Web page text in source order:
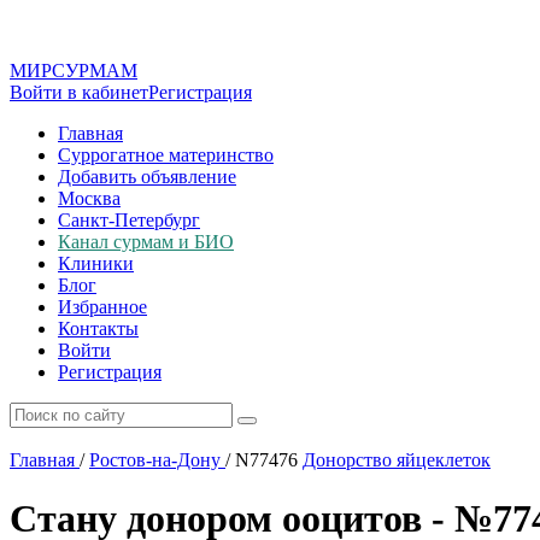
МИРСУРМАМ
Войти в кабинетРегистрация
Главная
Суррогатное материнство
Добавить объявление
Москва
Санкт-Петербург
Канал сурмам и БИО
Клиники
Блог
Избранное
Контакты
Войти
Регистрация
Главная / Ростов-на-Дону /N77476 Донорство яйцеклеток
Стану донором ооцитов -